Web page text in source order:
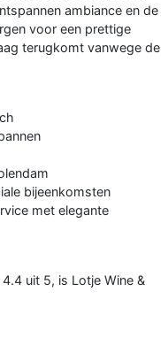
ambiance en de
voor een prettige
terugkomt vanwege de
bijeenkomsten
met elegante
uit 5, is Lotje Wine &